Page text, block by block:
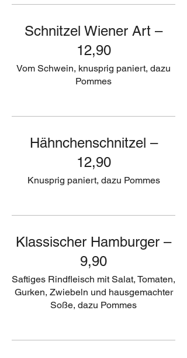
Schnitzel Wiener Art –
12,90
Vom Schwein, knusprig paniert, dazu
Pommes
Hähnchenschnitzel –
12,90
Knusprig paniert, dazu Pommes
Klassischer Hamburger –
9,90
Saftiges Rindfleisch mit Salat, Tomaten,
Gurken, Zwiebeln und hausgemachter
Soße, dazu Pommes